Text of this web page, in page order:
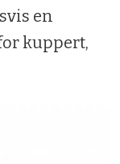
en
kuppert,